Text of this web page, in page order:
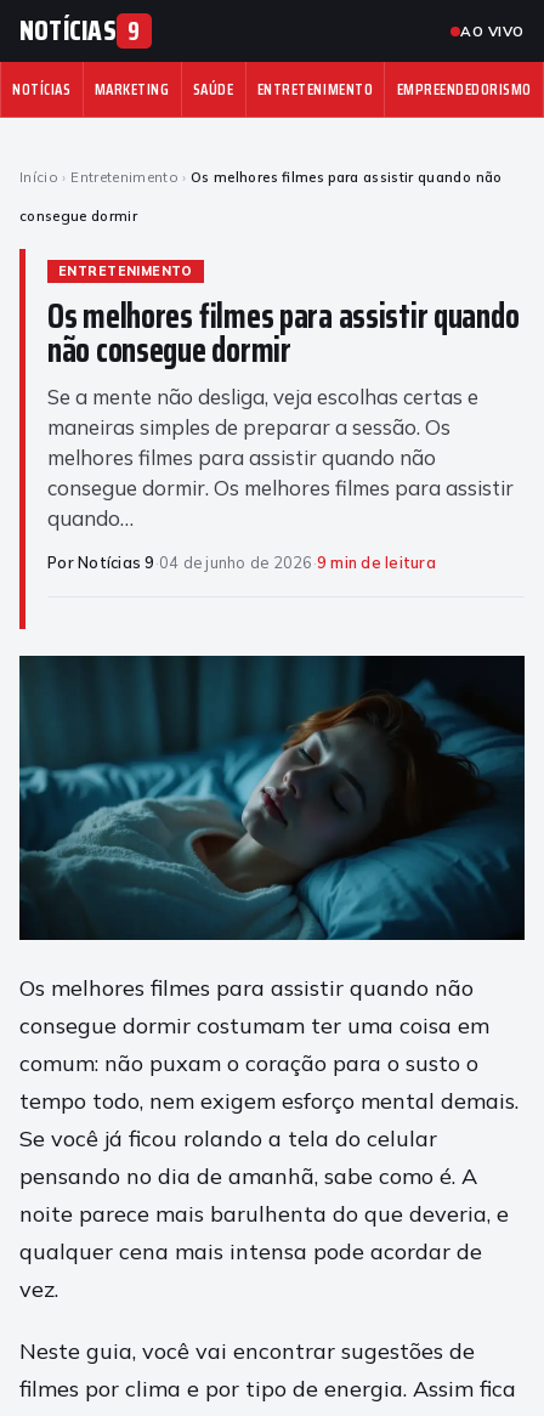
NOTÍCIAS 9 AO VIVO
NOTÍCIAS MARKETING SAÚDE ENTRETENIMENTO EMPREENDEDORISMO
Início › Entretenimento › Os melhores filmes para assistir quando não
consegue dormir
ENTRETENIMENTO
Os melhores filmes para assistir quando
não consegue dormir
Se a mente não desliga, veja escolhas certas e
maneiras simples de preparar a sessão. Os
melhores filmes para assistir quando não
consegue dormir. Os melhores filmes para assistir
quando…
Por Notícias 9·04 de junho de 2026·9 min de leitura
Os melhores filmes para assistir quando não
consegue dormir costumam ter uma coisa em
comum: não puxam o coração para o susto o
tempo todo, nem exigem esforço mental demais.
Se você já ficou rolando a tela do celular
pensando no dia de amanhã, sabe como é. A
noite parece mais barulhenta do que deveria, e
qualquer cena mais intensa pode acordar de
vez.
Neste guia, você vai encontrar sugestões de
filmes por clima e por tipo de energia. Assim fica